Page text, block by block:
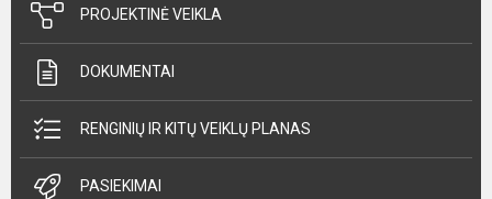
PROJEKTINĖ VEIKLA
DOKUMENTAI
RENGINIŲ IR KITŲ VEIKLŲ PLANAS
PASIEKIMAI